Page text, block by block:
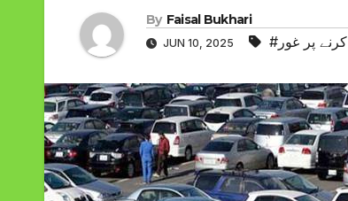
By Faisal Bukhari
JUN 10, 2025 پر غور